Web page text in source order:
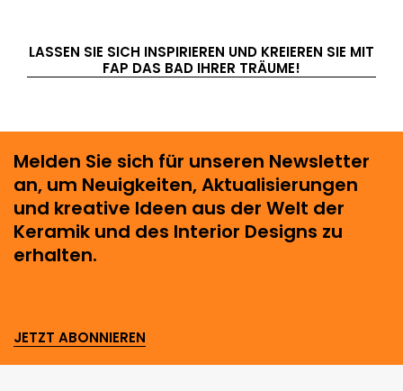
LASSEN SIE SICH INSPIRIEREN UND KREIEREN SIE MIT
FAP DAS BAD IHRER TRÄUME!
Melden Sie sich für unseren Newsletter
an, um Neuigkeiten, Aktualisierungen
und kreative Ideen aus der Welt der
Keramik und des Interior Designs zu
erhalten.
JETZT ABONNIEREN